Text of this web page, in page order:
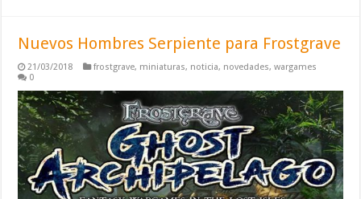
Nuevos Hombres Serpiente para Frostgrave
21/03/2018 frostgrave, miniaturas, noticia, novedades,wargames
0